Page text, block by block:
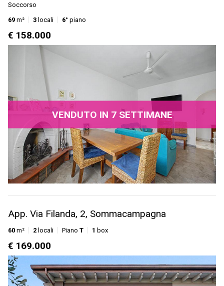
Soccorso
69 m² 3 locali 6° piano
€ 158.000
VENDUTO IN 7 SETTIMANE
App. Via Filanda, 2, Sommacampagna
60 m² 2 locali Piano T 1 box
€ 169.000